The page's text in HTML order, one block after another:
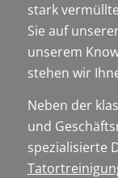
stark
Sie auf
unserem
stehen wir
Neben der
und
spezialisierte